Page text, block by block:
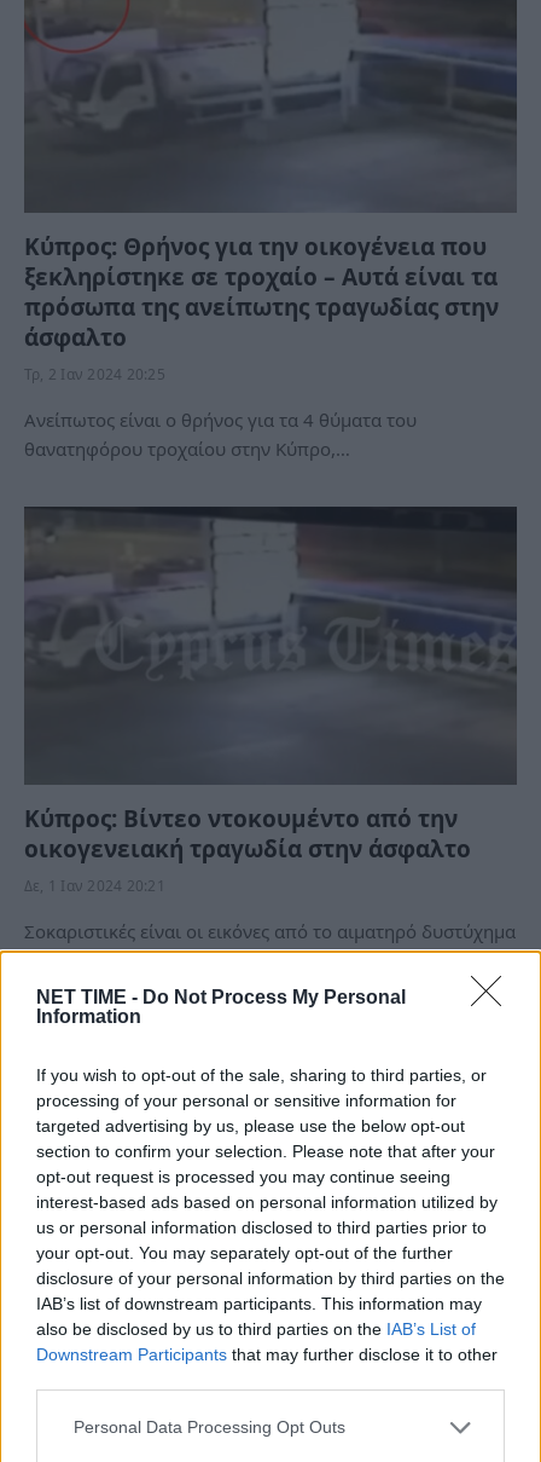
NET TIME - Do Not Process My Personal
Information
If you wish to opt-out of the sale, sharing to third parties, or
processing of your personal or sensitive information for
targeted advertising by us, please use the below opt-out
section to confirm your selection. Please note that after your
opt-out request is processed you may continue seeing
interest-based ads based on personal information utilized by
us or personal information disclosed to third parties prior to
your opt-out. You may separately opt-out of the further
disclosure of your personal information by third parties on the
IAB’s list of downstream participants. This information may
also be disclosed by us to third parties on the IAB’s List of
Downstream Participants that may further disclose it to other
Personal Data Processing Opt Outs
Κύπρος: Θρήνος για την οικογένεια που
ξεκληρίστηκε σε τροχαίο – Αυτά είναι τα
πρόσωπα της ανείπωτης τραγωδίας στην
άσφαλτο
Τρ, 2 Ιαν 2024 20:25
Ανείπωτος είναι ο θρήνος για τα 4 θύματα του
θανατηφόρου τροχαίου στην Κύπρο,…
Κύπρος: Βίντεο ντοκουμέντο από την
οικογενειακή τραγωδία στην άσφαλτο
Δε, 1 Ιαν 2024 20:21
Σοκαριστικές είναι οι εικόνες από το αιματηρό δυστύχημα
στην Κύπρο, όπου τέσσερα μέλη…
Αδαμάντιος Μαντής: “Ραγίζει” καρδιές η
μητέρα του 21χρονου πολίστα που βρήκε
τραγικό θάνατο στην άσφαλτο
Πα, 17 Νοέ 2023 21:05